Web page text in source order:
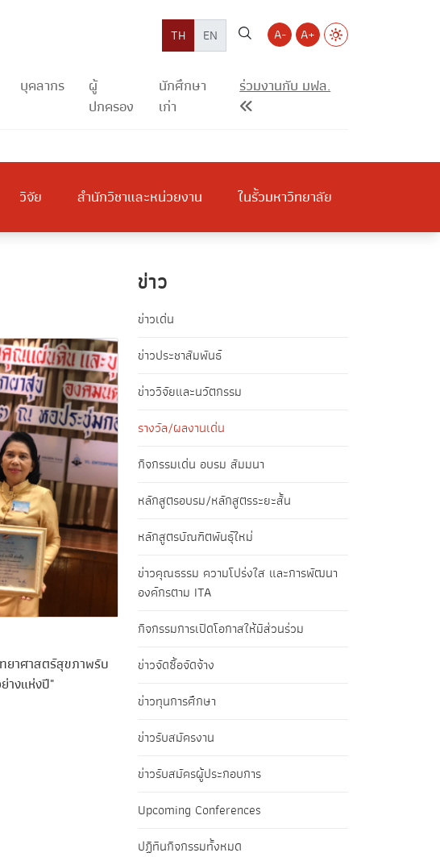
TH EN A- A+
บุคลากร
ผู้
ปกครอง
นักศึกษา
เก่า
ร่วมงานกับ มฟล.
วิจัย สำนักวิชาและหน่วยงาน ในรั้วมหาวิทยาลัย
าศาสตร์สุขภาพรับ
างแห่งปี"
ข่าว
ข่าวเด่น
ข่าวประชาสัมพันธ์
ข่าววิจัยและนวัตกรรม
รางวัล/ผลงานเด่น
กิจกรรมเด่น อบรม สัมมนา
หลักสูตรอบรม/หลักสูตรระยะสั้น
หลักสูตรบัณฑิตพันธุ์ใหม่
ข่าวคุณธรรม ความโปร่งใส และการพัฒนา
องค์กรตาม ITA
กิจกรรมการเปิดโอกาสให้มีส่วนร่วม
ข่าวจัดซื้อจัดจ้าง
ข่าวทุนการศึกษา
ข่าวรับสมัครงาน
ข่าวรับสมัครผู้ประกอบการ
Upcoming Conferences
ปฏิทินกิจกรรมทั้งหมด